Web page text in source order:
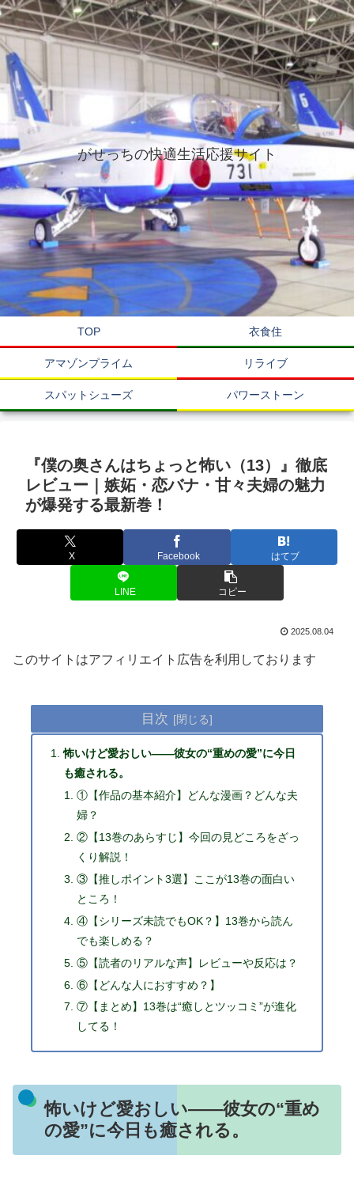
がせっちの快適生活応援サイト
TOP 衣食住
アマゾンプライム リライブ
スパットシューズ パワーストーン
『僕の奥さんはちょっと怖い（13）』徹底
レビュー｜嫉妬・恋バナ・甘々夫婦の魅力
が爆発する最新巻！
X Facebook はてブ
LINE コピー
2025.08.04
このサイトはアフィリエイト広告を利用しております
目次
怖いけど愛おしい——彼女の“重めの愛”に今日
も癒される。
①【作品の基本紹介】どんな漫画？どんな夫
婦？
②【13巻のあらすじ】今回の見どころをざっ
くり解説！
③【推しポイント3選】ここが13巻の面白い
ところ！
④【シリーズ未読でもOK？】13巻から読ん
でも楽しめる？
⑤【読者のリアルな声】レビューや反応は？
⑥【どんな人におすすめ？】
⑦【まとめ】13巻は“癒しとツッコミ”が進化
してる！
怖いけど愛おしい——彼女の“重め
の愛”に今日も癒される。